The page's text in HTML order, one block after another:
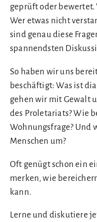
geprüft oder bewertet.
Wer etwas nicht
sind genau diese
spannendsten
So haben wir uns
beschäftigt: Was ist
gehen wir mit Gewalt
des Proletariats? Wie
Wohnungsfrage? Und
Menschen um?
Oft genügt schon ein
merken, wie
kann.
Lerne und diskutiere